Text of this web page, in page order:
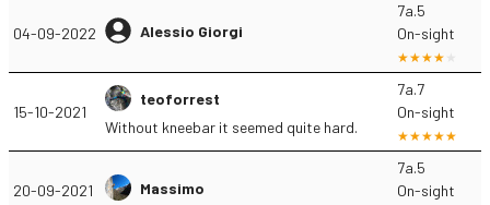
04-09-2022 Alessio Giorgi
7a.5
On-sight
15-10-2021
teoforrest
Without kneebar it seemed quite hard.
7a.7
On-sight
20-09-2021 Massimo
7a.5
On-sight